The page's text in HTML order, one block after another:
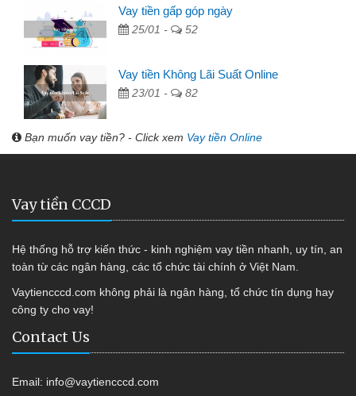
Vay tiền gấp góp ngày
25/01 - 52
Vay tiền Không Lãi Suất Online
23/01 - 82
Bạn muốn vay tiền? - Click xem Vay tiền Online
Vay tiền CCCD
Hệ thống hỗ trợ kiến thức - kinh nghiệm vay tiền nhanh, uy tín, an
toàn từ các ngân hàng, các tổ chức tài chính ở Việt Nam.
Vaytiencccd.com không phải là ngân hàng, tổ chức tín dụng hay
công ty cho vay!
Contact Us
Email: info@vaytiencccd.com